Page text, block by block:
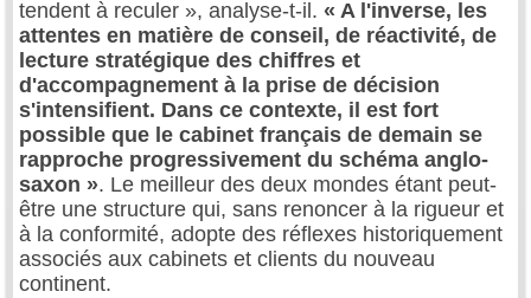
tendent à reculer », analyse-t-il. « A l'inverse, les
attentes en matière de conseil, de réactivité, de
lecture stratégique des chiffres et
d'accompagnement à la prise de décision
s'intensifient. Dans ce contexte, il est fort
possible que le cabinet français de demain se
rapproche progressivement du schéma anglo-
saxon ». Le meilleur des deux mondes étant peut-
être une structure qui, sans renoncer à la rigueur et
à la conformité, adopte des réflexes historiquement
associés aux cabinets et clients du nouveau
continent.